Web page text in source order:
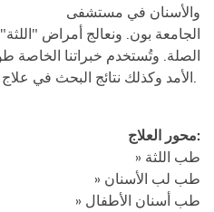
والأسنان في مستشفى
الجامعة بون. ونعالج أمراض
الصلة. وتُستخدم خبراتنا الخاصة
الأمد وكذلك نتائج البحث في علاج مرضانا.
محور العلاج:
» طب اللثة
» طب لب الأسنان
» طب أسنان الأطفال